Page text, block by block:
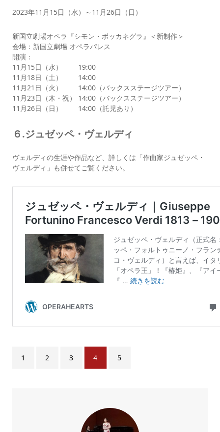
2023年11月15日（水）～11月26日（日）
新国立劇場オペラ『シモン・ボッカネグラ』＜新制作＞
会場：新国立劇場 オペラパレス
開演：
11月15日（水） 19:00
11月18日（土） 14:00
11月21日（火） 14:00（バックスステージツアー）
11月23日（木・祝） 14:00（バックスステージツアー）
11月26日（日） 14:00（託児あり）
６.ジュゼッペ・ヴェルディ
ヴェルディの生涯や作品など、詳しくは「作曲家ジュゼッペ・
ヴェルディ」も併せてご覧ください。
1 2 3 4 5